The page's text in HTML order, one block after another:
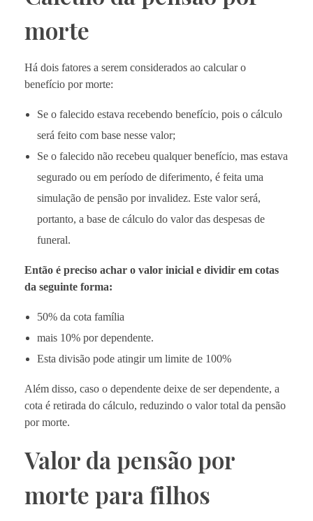
morte
Há dois fatores a serem considerados ao calcular o
benefício por morte:
Se o falecido estava recebendo benefício, pois o cálculo
será feito com base nesse valor;
Se o falecido não recebeu qualquer benefício, mas estava
segurado ou em período de diferimento, é feita uma
simulação de pensão por invalidez. Este valor será,
portanto, a base de cálculo do valor das despesas de
funeral.
Então é preciso achar o valor inicial e dividir em cotas
da seguinte forma:
50% da cota família
mais 10% por dependente.
Esta divisão pode atingir um limite de 100%
Além disso, caso o dependente deixe de ser dependente, a
cota é retirada do cálculo, reduzindo o valor total da pensão
por morte.
Valor da pensão por
morte para filhos